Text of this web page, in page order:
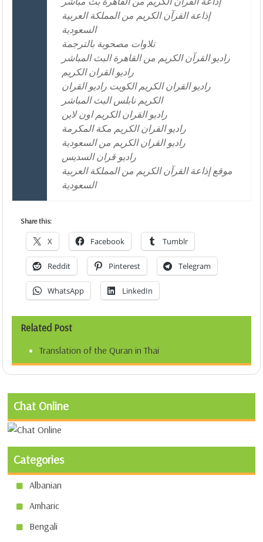
إذاعة القرآن الكريم من المملكة العربية
السعودية
تلاوات مصحوبة بالترجمة
راديو القرآن الكريم من القاهرة البث المباشر
راديو القران الكريم
راديو القران الكريم الكويت راديو القران
الكريم نابلس البث المباشر
راديو القران الكريم اون لاين
راديو القران الكريم مكة المكرمة
راديو القران الكريم من السعودية
راديو قران السديس
موقع إذاعة القرآن الكريم من المملكة العربية
السعودية
Share this:
X Facebook Tumblr
Reddit Pinterest Telegram
WhatsApp LinkedIn
Related Post
Translation of the Quran in Thai
Chat Online
Categories
Albanian
Amharic
Bengali